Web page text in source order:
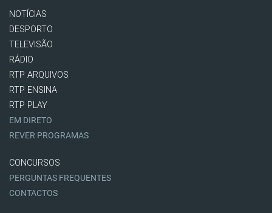
NOTÍCIAS
DESPORTO
TELEVISÃO
RÁDIO
RTP ARQUIVOS
RTP ENSINA
RTP PLAY
EM DIRETO
REVER PROGRAMAS
CONCURSOS
PERGUNTAS FREQUENTES
CONTACTOS